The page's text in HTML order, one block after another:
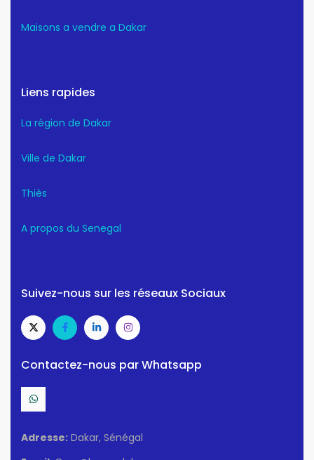
Maisons a vendre a Dakar
Liens rapides
La région de Dakar
Ville de Dakar
Thiès
A propos du Senegal
Suivez-nous sur les réseaux Sociaux
Contactez-nous par Whatsapp
Adresse: Dakar, Sénégal